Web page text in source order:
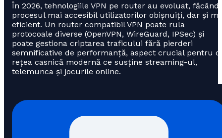
În 2026, tehnologiile VPN pe router au evoluat, făcând
procesul mai accesibil utilizatorilor obișnuiți, dar și
eficient. Un router compatibil VPN poate rula
protocoale diverse (OpenVPN, WireGuard, IPSec) și
poate gestiona criptarea traficului fără pierderi
semnificative de performanță, aspect crucial pentru o
rețea casnică modernă ce susține streaming-ul,
telemunca și jocurile online.